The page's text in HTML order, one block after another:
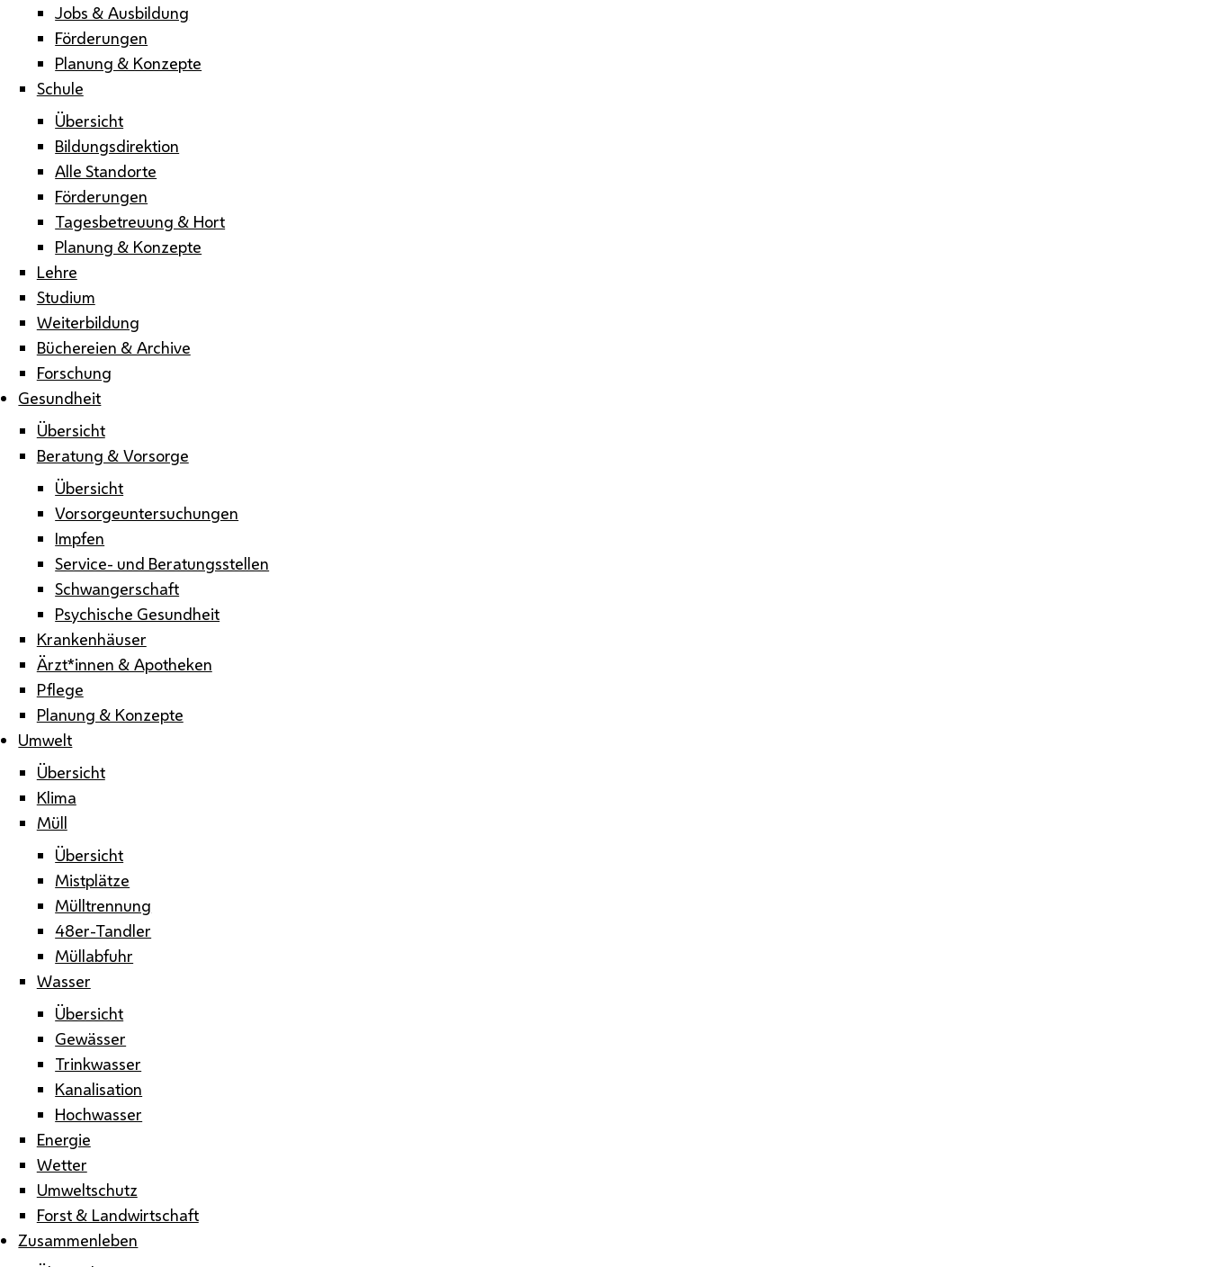
Jobs & Ausbildung
Förderungen
Planung & Konzepte
Schule
Übersicht
Bildungsdirektion
Alle Standorte
Förderungen
Tagesbetreuung & Hort
Planung & Konzepte
Lehre
Studium
Weiterbildung
Büchereien & Archive
Forschung
Gesundheit
Übersicht
Beratung & Vorsorge
Übersicht
Vorsorgeuntersuchungen
Impfen
Service- und Beratungsstellen
Schwangerschaft
Psychische Gesundheit
Krankenhäuser
Ärzt*innen & Apotheken
Pflege
Planung & Konzepte
Umwelt
Übersicht
Klima
Müll
Übersicht
Mistplätze
Mülltrennung
48er-Tandler
Müllabfuhr
Wasser
Übersicht
Gewässer
Trinkwasser
Kanalisation
Hochwasser
Energie
Wetter
Umweltschutz
Forst & Landwirtschaft
Zusammenleben